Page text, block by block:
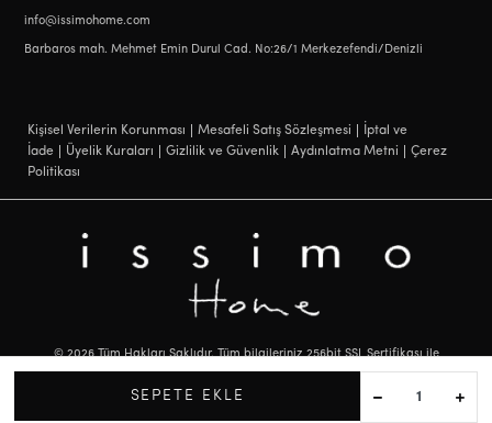
SEPETE EKLE
info@issimohome.com
Barbaros mah. Mehmet Emin Durul Cad. No:26/1 Merkezefendi/Denizli
Kişisel Verilerin Korunması Mesafeli Satış Sözleşmesi
İptal ve
İade
Üyelik Kuraları Gizlilik ve Güvenlik Aydınlatma Metni
Çerez
Politikası
©2026Tüm Hakları Saklıdır. Tüm bilgileriniz 256bit SSL Sertifikası ile
korunmaktadır.